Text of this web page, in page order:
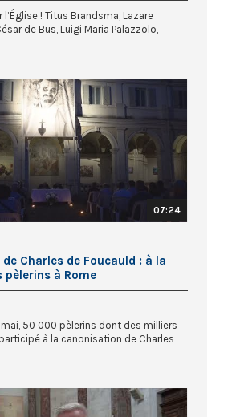
! Titus Brandsma, Lazare
de Bus, Luigi Maria Palazzolo,
07:24
Charles de Foucauld : à la
pèlerins à Rome
mai, 50 000 pèlerins dont des milliers
à la canonisation de Charles